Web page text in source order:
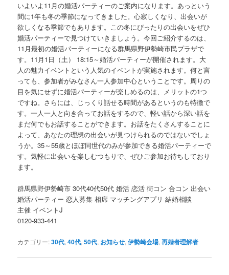
いよいよ11月の婚活パーティーのご案内になります。あっという
間に1年も冬の季節になってきました。心寂しくなり、出会いが
欲しくなる季節でもあります。この冬にぴったりの出会いをぜひ
婚活パーティーで見つけていきましょう。今回ご紹介するのは、
11月最初の婚活パーティーになる群馬県野伊勢崎市民プラザで
す。11月1日（土） 18:15～婚活パーティーが開催されます。大
人の魅力イベントという人気のイベントが実施されます。何と言
っても、参加者がみなさん一人参加中心ということです。周りの
目を気にせずに婚活パーティーが楽しめるのは、メリットの1つ
ですね。さらには、じっくり話せる時間があるというのも特徴で
す。一人一人と向き合ってお話をするので、軽い話から深い話を
まだ何でもお話することができます。お話をたくさんすることに
よって、あなたの理想の出会いが見つけられるのではないでしょ
うか。35～55歳とほぼ同世代のみが参加できる婚活パーティーで
す。気軽に出会いを楽しむつもりで、ぜひご参加お待ちしており
ます。
群馬県野伊勢崎市 30代40代50代 婚活 恋活 街コン 合コン 出会い
婚活パーティー 恋人募集 相席 マッチングアプリ 結婚相談
主催 イベントJ
0120-933-441
カテゴリー:30代,40代,50代, お知らせ,伊勢崎会場,再婚者理解者